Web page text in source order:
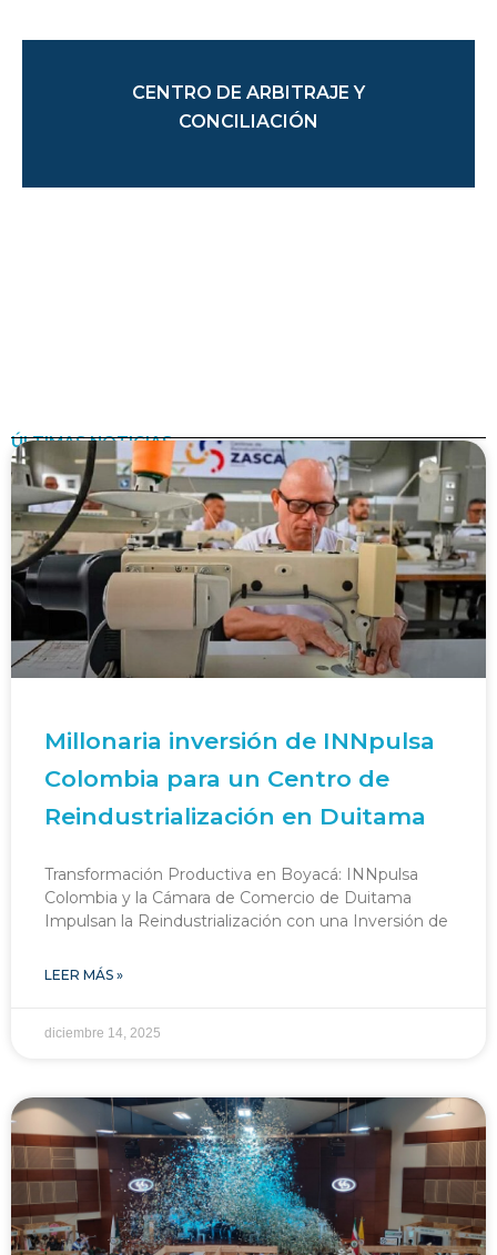
CENTRO DE ARBITRAJE Y
CONCILIACIÓN
ÚLTIMAS NOTICIAS
Millonaria inversión de INNpulsa
Colombia para un Centro de
Reindustrialización en Duitama
Transformación Productiva en Boyacá: INNpulsa
Colombia y la Cámara de Comercio de Duitama
Impulsan la Reindustrialización con una Inversión de
LEER MÁS »
diciembre 14, 2025